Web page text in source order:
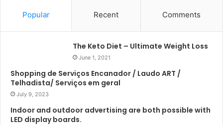
Popular Recent Comments
The Keto Diet – Ultimate Weight Loss
June 1, 2021
Shopping de Serviços Encanador / Laudo ART /
Telhadista/ Serviços em geral
July 9, 2023
Indoor and outdoor advertising are both possible with
LED display boards.